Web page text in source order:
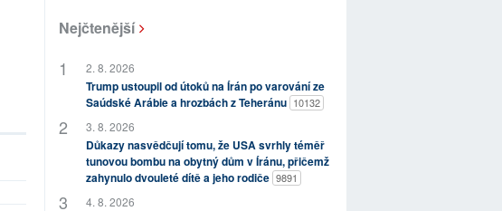
Nejčtenější
2. 8. 2026
Trump ustoupil od útoků na Írán po varování ze
Saúdské Arábie a hrozbách z Teheránu 10132
3. 8. 2026
Důkazy nasvědčují tomu, že USA svrhly téměř
tunovou bombu na obytný dům v Íránu, přičemž
zahynulo dvouleté dítě a jeho rodiče 9891
4. 8. 2026